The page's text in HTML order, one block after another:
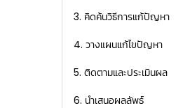
3. คิดค้นวิธีการแก้ปัญหา
4. วางแผนแก้ไขปัญหา
5. ติดตามและประเมินผล
6. นำเสนอผลลัพธ์